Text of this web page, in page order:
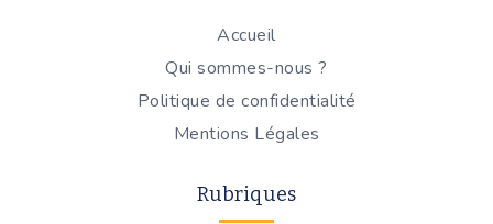
Accueil
Qui sommes-nous ?
Politique de confidentialité
Mentions Légales
Rubriques